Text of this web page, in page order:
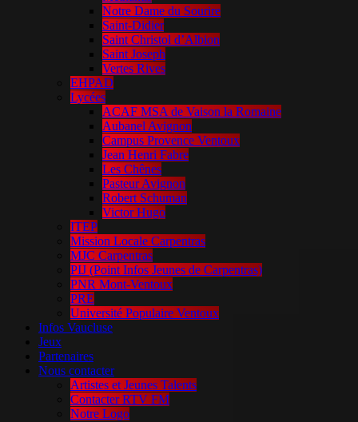
Notre Dame du Sourire
Saint-Didier
Saint Christol d’Albion
Saint Joseph
Vertes Rives
EHPAD
Lycées
ACAF MSA de Vaison la Romaine
Aubanel Avignon
Campus Provence Ventoux
Jean Henri Fabre
Les Chênes
Pasteur Avignon
Robert Schuman
Victor Hugo
ITEP
Mission Locale Carpentras
MJC Carpentras
PIJ (Point Infos Jeunes de Carpentras)
PNR Mont-Ventoux
PRE
Université Populaire Ventoux
Infos Vaucluse
Jeux
Partenaires
Nous contacter
Artistes et Jeunes Talents
Contacter RTV FM
Notre Logo